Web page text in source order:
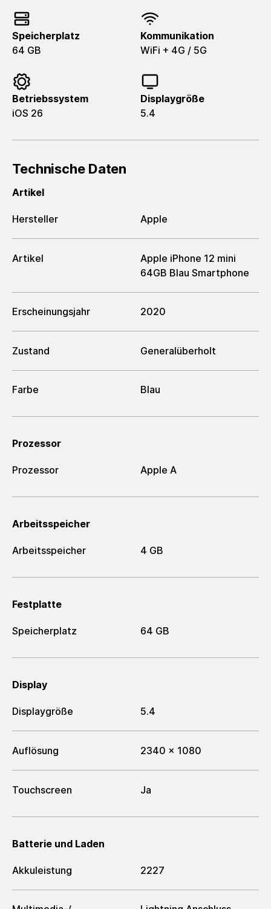
Speicherplatz
64 GB
Kommunikation
WiFi + 4G / 5G
Betriebssystem
iOS 26
Displaygröße
5.4
Technische Daten
Artikel
Hersteller Apple
Artikel
Apple iPhone 12 mini
64GB Blau Smartphone
Erscheinungsjahr 2020
Zustand Generalüberholt
Farbe Blau
Prozessor
Prozessor Apple A
Arbeitsspeicher
Arbeitsspeicher 4 GB
Festplatte
Speicherplatz 64 GB
Display
Displaygröße 5.4
Auflösung 2340 x 1080
Touchscreen Ja
Batterie und Laden
Akkuleistung 2227